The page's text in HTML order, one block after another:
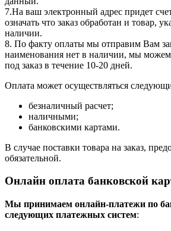
7.На ваш электронный адрес придет
означать что заказ обработан и товар,
наличии.
8. По факту оплаты мы отправим Вам
наименования нет в наличии, мы
под заказ в течение 10-20 дней.
Оплата может осуществляться
безналичный расчет;
наличными;
банковскими картами.
В случае поставки товара на заказ,
обязательной.
Онлайн оплата банковской
Мы принимаем онлайн-платежи по
cледующих платежных систем: